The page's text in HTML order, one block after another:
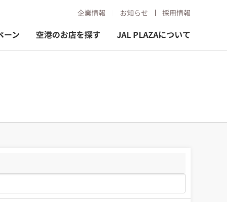
ーン 空港のお店を探す JAL PLAZAについて
企業情報 お知らせ 採用情報